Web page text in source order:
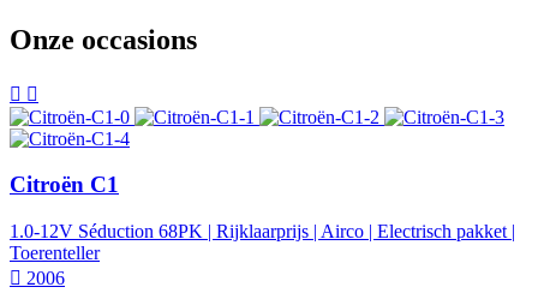
Onze occasions
Citroën C1
1.0-12V Séduction 68PK | Rijklaarprijs | Airco | Electrisch pakket |
Toerenteller
2006